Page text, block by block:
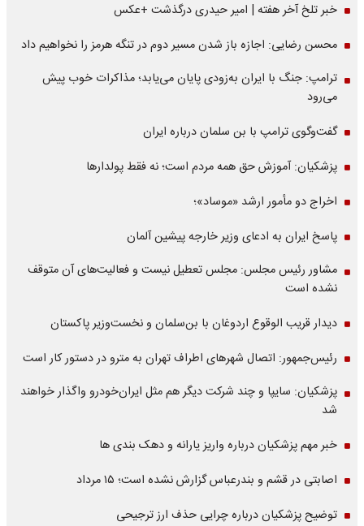
خبر تلخ آخر هفته | امیر حیدری درگذشت +عکس
محسن رضایی: اجازه باز شدن مسیر دوم در تنگه هرمز را نخواهیم داد
ترامپ: جنگ با ایران به‌زودی پایان می‌یابد؛ مذاکرات خوب پیش
می‌رود
گفت‌وگوی ترامپ با بن سلمان درباره ایران
پزشکیان: آموزش حق همه مردم است؛ نه فقط پولدارها
اخراج دو مأمور ارشد «موساد»؛
پاسخ ایران به ادعای وزیر خارجه پیشین آلمان
مشاور رئیس مجلس: مجلس تعطیل نیست و فعالیت‌های آن متوقف
نشده است
دیدار قریب الوقوع اردوغان با بن‌سلمان و نخست‌وزیر پاکستان
رئیس‌جمهور: اتصال شهرهای اطراف تهران به مترو در دستور کار است
پزشکیان: سایپا و چند شرکت دیگر هم مثل ایران‌خودرو واگذار خواهند
شد
خبر مهم پزشکیان درباره واریز یارانه و دهک بندی ها
اصابتی در قشم و بندرعباس گزارش نشده است؛ ۱۵ مرداد
توضیح پزشکیان درباره چرایی حذف ارز ترجیحی